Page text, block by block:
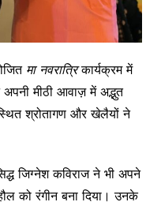
मा नवरात्रिकार्यक्रम में
अपनी मीठी आवाज़ में अद्भुत
श्रोतागण और खेलैयों ने
जिग्नेश कविराज ने भी अपने
को रंगीन बना दिया। उनके